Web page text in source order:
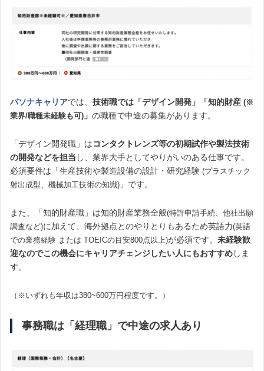
パソナキャリアでは、 技術職では「デザイン開発」「知的財産 (※
業界/職種未経験も可) 」 の職種で中途の募集があります。
「デザイン開発職」はコンタクトレンズ等の初期試作や製法技術
の開発などを担当 し、業界大手としてやりがいのある仕事です。
必須要件は「生産技術や製造設備の設計・研究経験 (プラスチック
射出成型、機械加工技術の知識) 」です。
また、「知的財産職」は知的財産業務全般(特許申請手続、他社出願
調査など)に加えて、海外拠点とのやりとりもあるため英語力(英語
での業務経験 または TOEICの目安800点以上)が必須です。 未経験歓
迎なのでこの機会にキャリアチェンジしたい人にもおすすめしま
す。
（※いずれも年収は380~600万円程度です。）
事務職は「経理職」で中途の求人あり